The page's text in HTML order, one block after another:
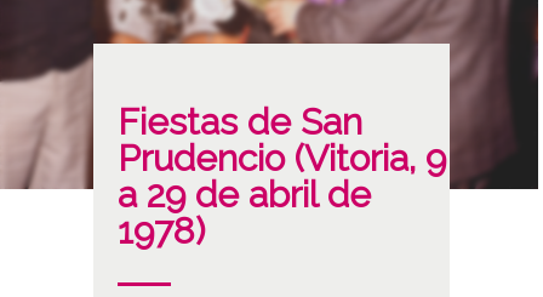
Fiestas de San
Prudencio (Vitoria, 9
a 29 de abril de
1978)